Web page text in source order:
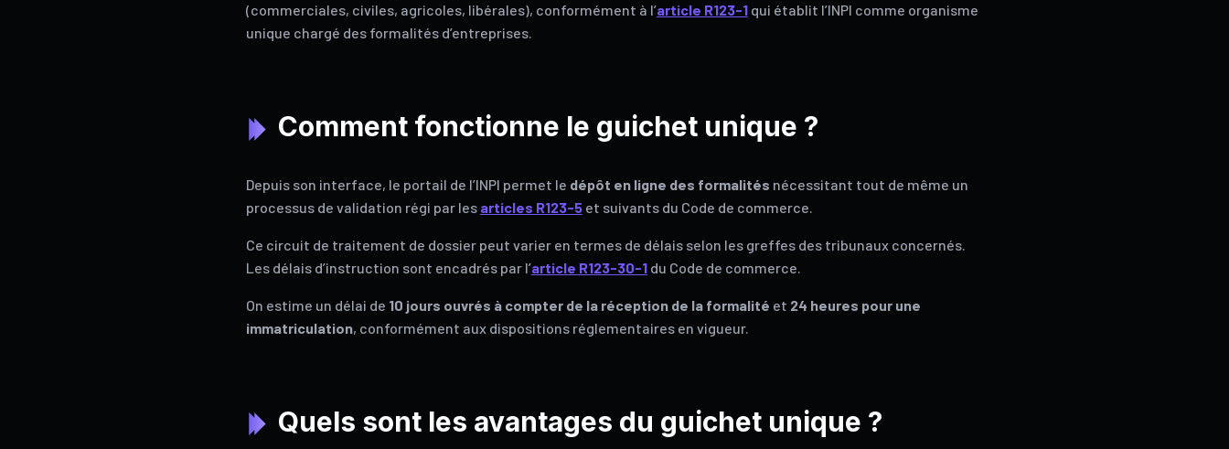
(commerciales, civiles, agricoles, libérales), conformément à l’article R123-1qui établit l’INPI comme organisme
unique chargé des formalités d’entreprises.
Comment fonctionne le guichet unique ?
Depuis son interface, le portail de l’INPI permet le dépôt en ligne des formalités nécessitant tout de même un
processus de validation régi par les articles R123-5et suivants du Code de commerce.
Ce circuit de traitement de dossier peut varier en termes de délais selon les greffes des tribunaux concernés.
Les délais d’instruction sont encadrés par l’article R123-30-1du Code de commerce.
On estime un délai de 10 jours ouvrés à compter de la réception de la formalité et 24 heures pour une
immatriculation, conformément aux dispositions réglementaires en vigueur.
Quels sont les avantages du guichet unique ?